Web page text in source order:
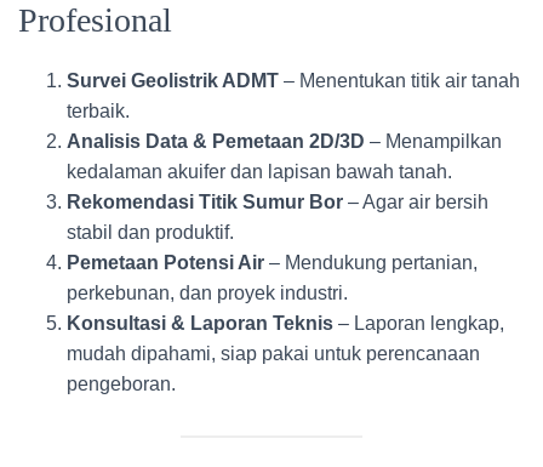
Profesional
Survei Geolistrik ADMT – Menentukan titik air tanah
terbaik.
Analisis Data & Pemetaan 2D/3D – Menampilkan
kedalaman akuifer dan lapisan bawah tanah.
Rekomendasi Titik Sumur Bor – Agar air bersih
stabil dan produktif.
Pemetaan Potensi Air – Mendukung pertanian,
perkebunan, dan proyek industri.
Konsultasi & Laporan Teknis – Laporan lengkap,
mudah dipahami, siap pakai untuk perencanaan
pengeboran.